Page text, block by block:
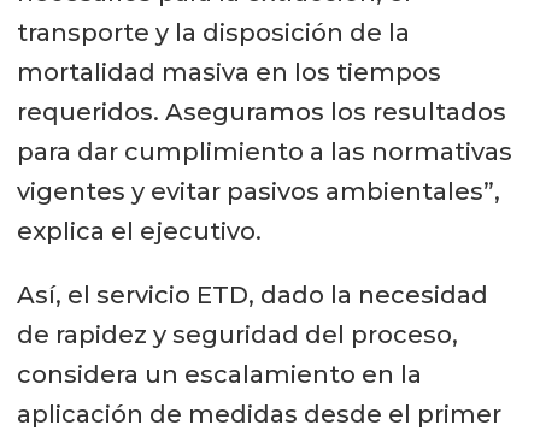
transporte y la disposición de la
mortalidad masiva en los tiempos
requeridos. Aseguramos los resultados
para dar cumplimiento a las normativas
vigentes y evitar pasivos ambientales”,
explica el ejecutivo.
Así, el servicio ETD, dado la necesidad
de rapidez y seguridad del proceso,
considera un escalamiento en la
aplicación de medidas desde el primer